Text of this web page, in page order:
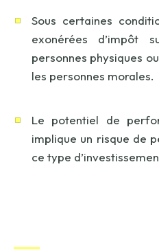
Sous certaines
exonérées d’impôt
personnes physiques
les personnes morales.
Le potentiel de
implique un risque de
ce type